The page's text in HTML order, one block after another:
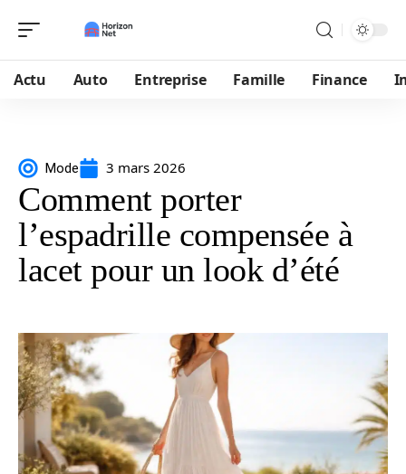
Actu Auto Entreprise Famille Finance
Mode 3 mars 2026
Comment porter
l’espadrille compensée à
lacet pour un look d’été